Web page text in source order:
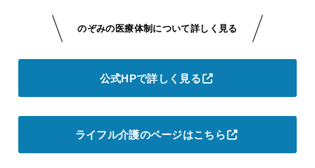
のぞみの医療体制について詳しく見る
公式HPで詳しく見る
ライフル介護のページはこちら